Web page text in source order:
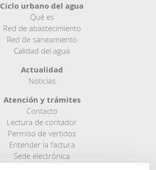
Ciclo urbano del agua
Qué es
Red de abastecimiento
Red de saneamiento
Calidad del agua
Actualidad
Noticias
Atención y trámites
Contacto
Lectura de contador
Permiso de vertidos
Entender la factura
Sede electrónica